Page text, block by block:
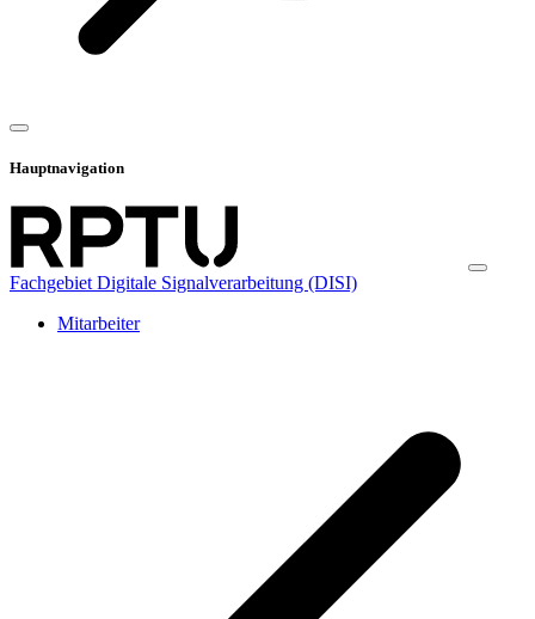
Hauptnavigation
Fachgebiet Digitale Signalverarbeitung (DISI)
Mitarbeiter